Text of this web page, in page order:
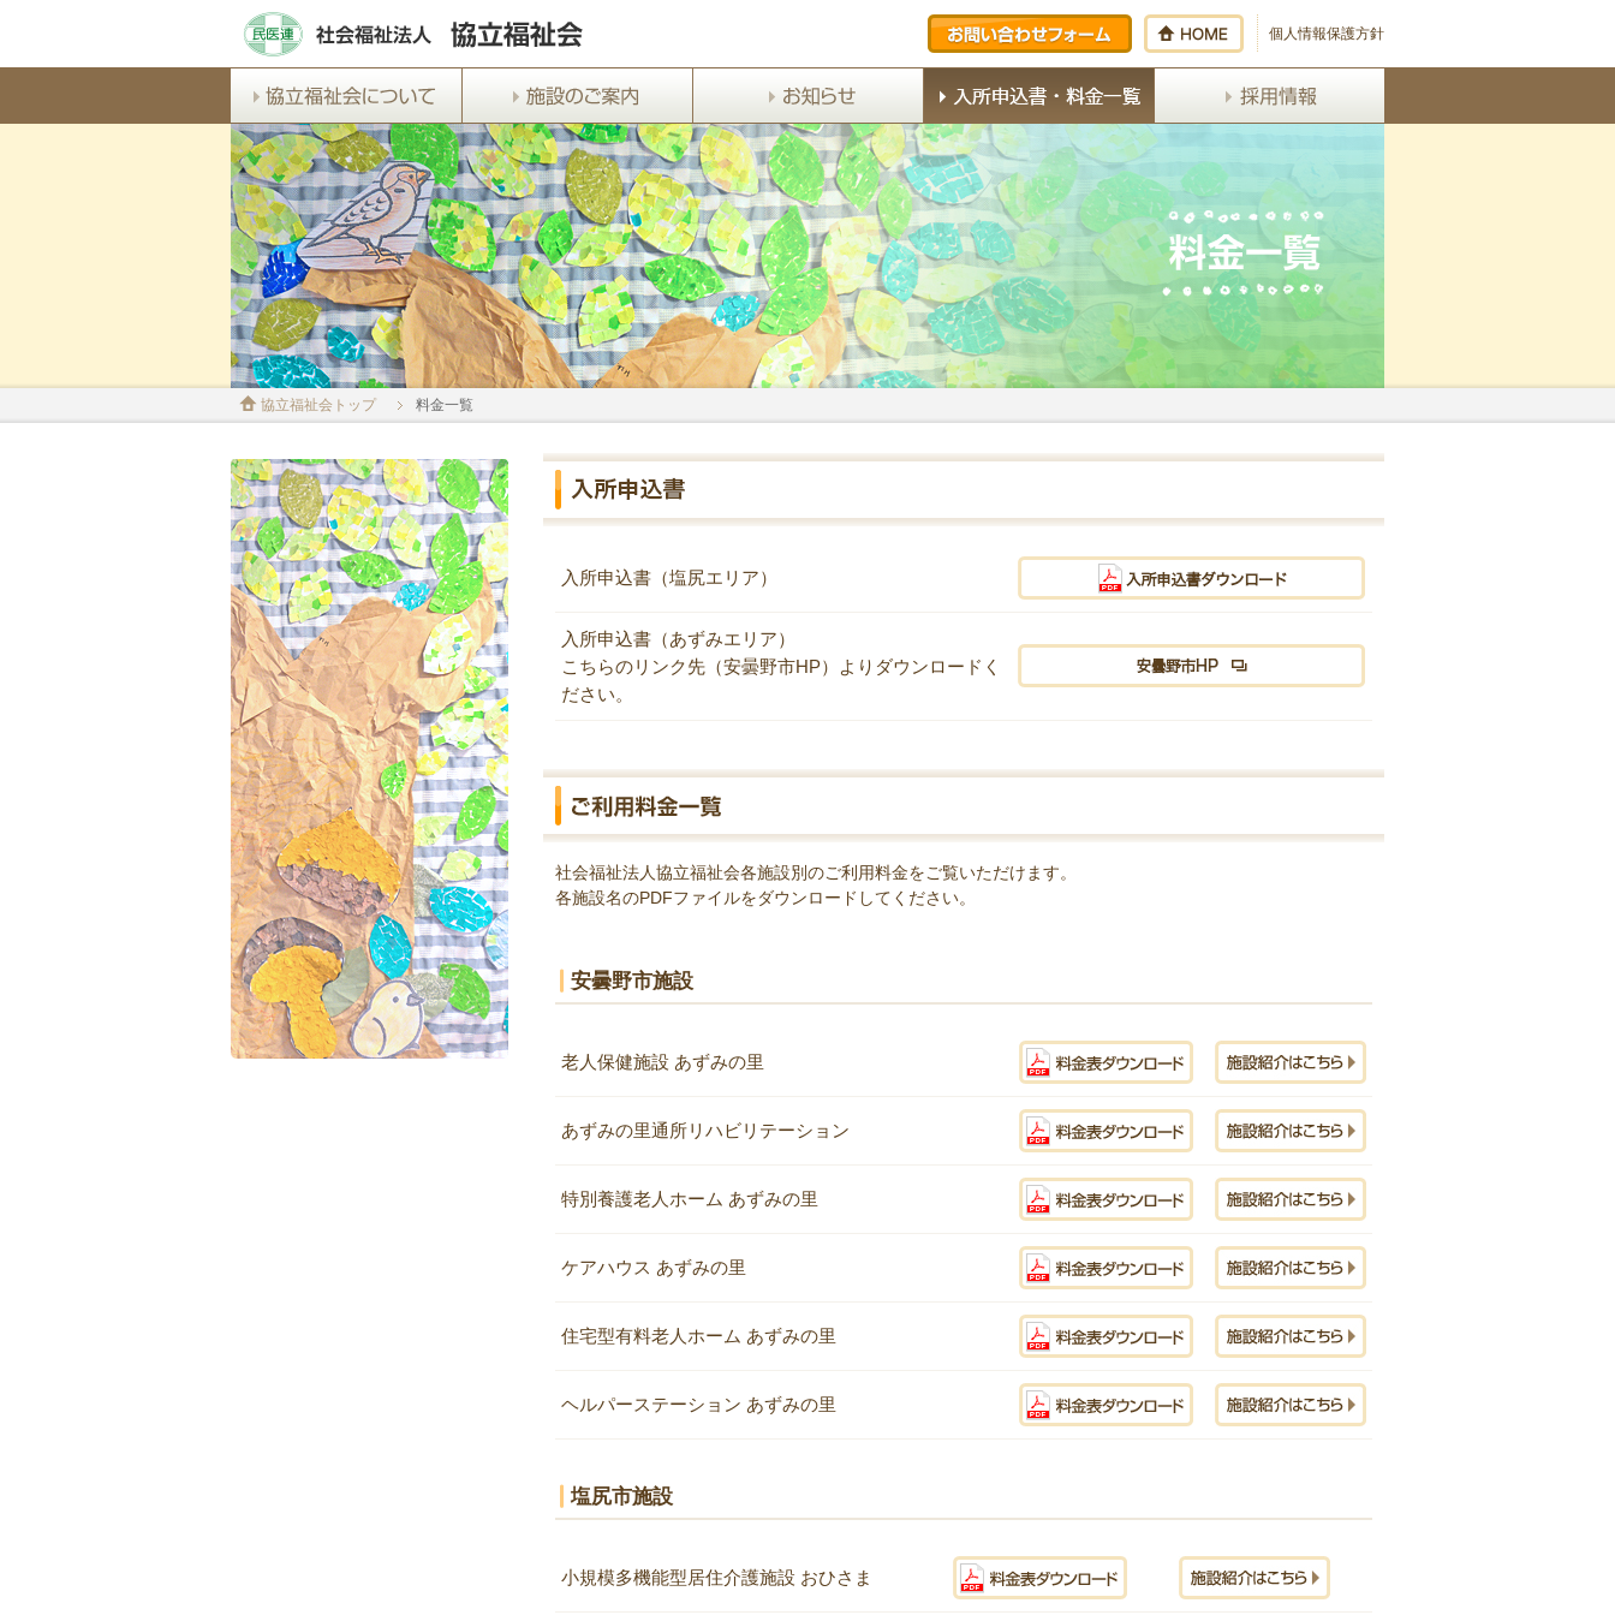
個人情報保護方針
協立福祉会トップ 料金一覧
入所申込書（塩尻エリア）
入所申込書（あずみエリア）
こちらのリンク先（安曇野市HP）よりダウンロードく
ださい。
社会福祉法人協立福祉会各施設別のご利用料金をご覧いただけます。
各施設名のPDFファイルをダウンロードしてください。
安曇野市施設
老人保健施設 あずみの里
あずみの里通所リハビリテーション
特別養護老人ホーム あずみの里
ケアハウス あずみの里
住宅型有料老人ホーム あずみの里
ヘルパーステーション あずみの里
塩尻市施設
小規模多機能型居住介護施設 おひさま